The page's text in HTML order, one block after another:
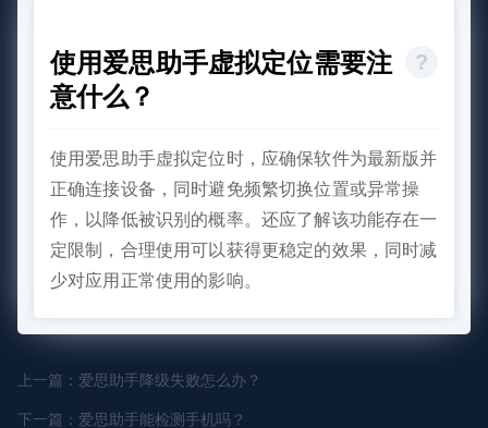
使用爱思助手虚拟定位需要注
意什么？
使用爱思助手虚拟定位时，应确保软件为最新版并
正确连接设备，同时避免频繁切换位置或异常操
作，以降低被识别的概率。还应了解该功能存在一
定限制，合理使用可以获得更稳定的效果，同时减
少对应用正常使用的影响。
上一篇：爱思助手降级失败怎么办？
下一篇：爱思助手能检测手机吗？